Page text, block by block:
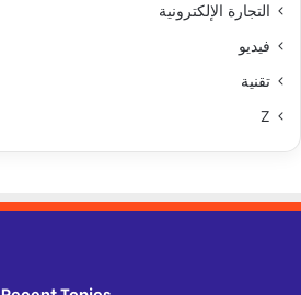
التجارة الإلكترونية
فيديو
تقنية
Z